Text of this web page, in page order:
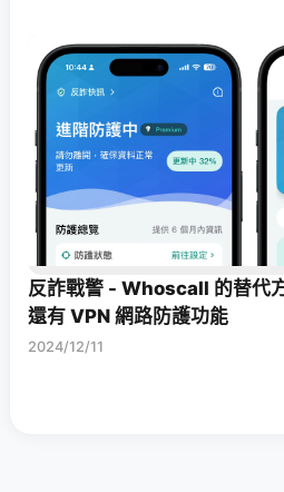
反詐戰警 - Whoscall 的替代
還有 VPN 網路防護功能
2024/12/11